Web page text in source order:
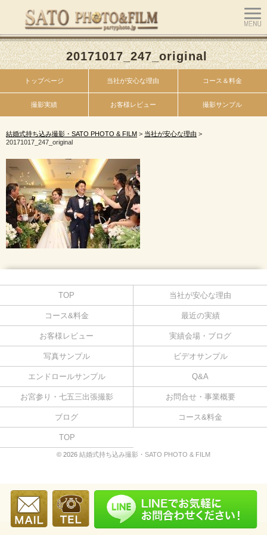
20171017_247_original
トップページ 当社が安心な理由 コース＆料金
撮影実績 お客様レビュー 撮影サンプル
結婚式持ち込み撮影・SATO PHOTO & FILM > 当社が安心な理由 >
20171017_247_original
TOP 当社が安心な理由
コース&料金 最近の実績
お客様レビュー 実績会場・ブログ
写真サンプル ビデオサンプル
エンドロールサンプル Q&A
お宮参り・七五三出張撮影 お問合せ・事業概要
ブログ コース&料金
TOP
© 2026 結婚式持ち込み撮影・SATO PHOTO & FILM